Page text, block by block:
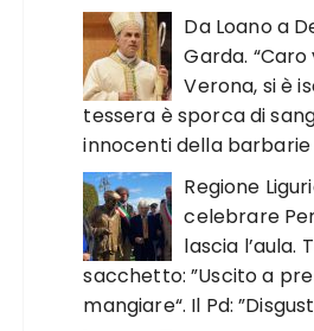
Da Loano a
Garda.
Verona, si è
tessera è sporca di
innocenti della barbarie
Regione
celebrare
lascia l’aula.
sacchetto: ”Uscito a
mangiare“. Il Pd: